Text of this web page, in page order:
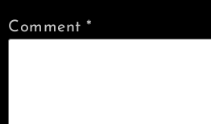
Comment *